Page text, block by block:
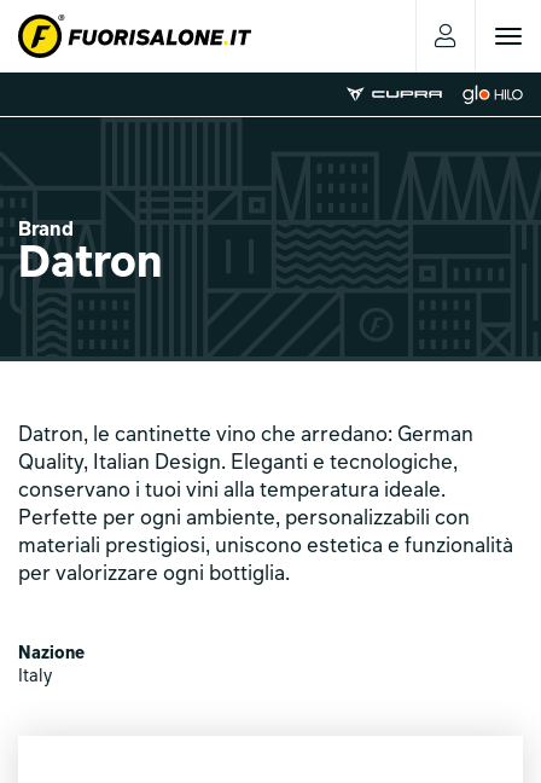
Toggle
Brand
Datron
Datron, le cantinette vino che arredano: German
Quality, Italian Design. Eleganti e tecnologiche,
conservano i tuoi vini alla temperatura ideale.
Perfette per ogni ambiente, personalizzabili con
materiali prestigiosi, uniscono estetica e funzionalità
per valorizzare ogni bottiglia.
Nazione
Italy